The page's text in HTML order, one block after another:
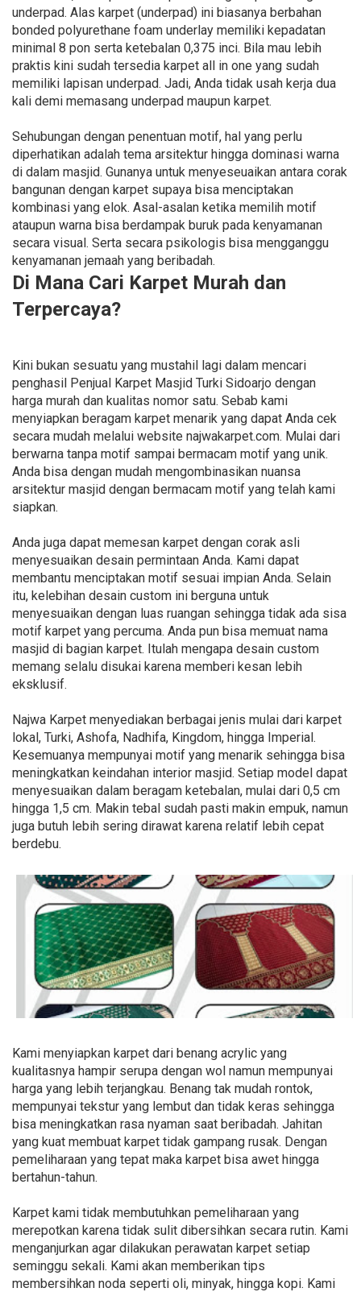
underpad. Alas karpet (underpad) ini biasanya berbahan
bonded polyurethane foam underlay memiliki kepadatan
minimal 8 pon serta ketebalan 0,375 inci. Bila mau lebih
praktis kini sudah tersedia karpet all in one yang sudah
memiliki lapisan underpad. Jadi, Anda tidak usah kerja dua
kali demi memasang underpad maupun karpet.
Sehubungan dengan penentuan motif, hal yang perlu
diperhatikan adalah tema arsitektur hingga dominasi warna
di dalam masjid. Gunanya untuk menyeseuaikan antara corak
bangunan dengan karpet supaya bisa menciptakan
kombinasi yang elok. Asal-asalan ketika memilih motif
ataupun warna bisa berdampak buruk pada kenyamanan
secara visual. Serta secara psikologis bisa mengganggu
kenyamanan jemaah yang beribadah.
Di Mana Cari Karpet Murah dan
Terpercaya?
Kini bukan sesuatu yang mustahil lagi dalam mencari
penghasil Penjual Karpet Masjid Turki Sidoarjo dengan
harga murah dan kualitas nomor satu. Sebab kami
menyiapkan beragam karpet menarik yang dapat Anda cek
secara mudah melalui website najwakarpet.com. Mulai dari
berwarna tanpa motif sampai bermacam motif yang unik.
Anda bisa dengan mudah mengombinasikan nuansa
arsitektur masjid dengan bermacam motif yang telah kami
siapkan.
Anda juga dapat memesan karpet dengan corak asli
menyesuaikan desain permintaan Anda. Kami dapat
membantu menciptakan motif sesuai impian Anda. Selain
itu, kelebihan desain custom ini berguna untuk
menyesuaikan dengan luas ruangan sehingga tidak ada sisa
motif karpet yang percuma. Anda pun bisa memuat nama
masjid di bagian karpet. Itulah mengapa desain custom
memang selalu disukai karena memberi kesan lebih
eksklusif.
Najwa Karpet menyediakan berbagai jenis mulai dari karpet
lokal, Turki, Ashofa, Nadhifa, Kingdom, hingga Imperial.
Kesemuanya mempunyai motif yang menarik sehingga bisa
meningkatkan keindahan interior masjid. Setiap model dapat
menyesuaikan dalam beragam ketebalan, mulai dari 0,5 cm
hingga 1,5 cm. Makin tebal sudah pasti makin empuk, namun
juga butuh lebih sering dirawat karena relatif lebih cepat
berdebu.
Kami menyiapkan karpet dari benang acrylic yang
kualitasnya hampir serupa dengan wol namun mempunyai
harga yang lebih terjangkau. Benang tak mudah rontok,
mempunyai tekstur yang lembut dan tidak keras sehingga
bisa meningkatkan rasa nyaman saat beribadah. Jahitan
yang kuat membuat karpet tidak gampang rusak. Dengan
pemeliharaan yang tepat maka karpet bisa awet hingga
bertahun-tahun.
Karpet kami tidak membutuhkan pemeliharaan yang
merepotkan karena tidak sulit dibersihkan secara rutin. Kami
menganjurkan agar dilakukan perawatan karpet setiap
seminggu sekali. Kami akan memberikan tips
membersihkan noda seperti oli, minyak, hingga kopi. Kami